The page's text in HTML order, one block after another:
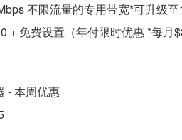
不限流量的专用带宽*可升级
+ 免费设置（年付限时优惠 *每月
- 本周优惠